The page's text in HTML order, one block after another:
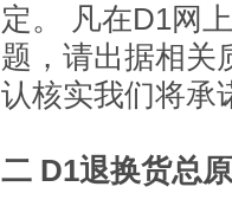
定。 凡在D1网
题，请出据相关
认核实我们将承
二 D1退换货总